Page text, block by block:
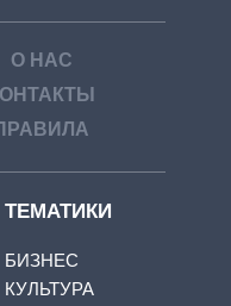
О НАС
ТЕМАТИКИ
БИЗНЕС
КУЛЬТУРА